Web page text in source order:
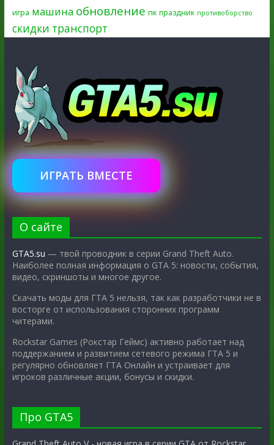
игра машина обновление пк праздник противоборство
скидки транспорт
ИГРАТЬ ВМЕСТЕ
О сайте
GTA5.su — твой проводник в серии Grand Theft Auto.
Наиболее полная информация о GTA 5: новости, события,
видео, скриншоты и многое другое.
Скачать моды для ГТА 5 нельзя, так как разработчики не в
восторге от использования сторонних программ
читерами.
Rockstar Games (Рокстар Геймс) активно работает над
поддержанием и развитием сетевого режима ГТА 5 и
регулярно обновляет ГТА Онлайн и устраивает для
игроков различные акции, бонусы и скидки.
Про GTA5